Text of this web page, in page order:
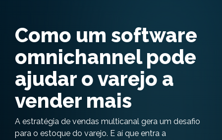
Como um software
omnichannel pode
ajudar o varejo a
vender mais
A estratégia de vendas multicanal gera um desafio
para o estoque do varejo. E aí que entra a